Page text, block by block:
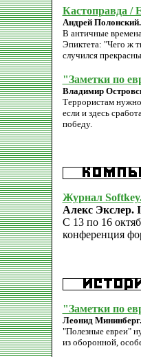
Кастоправда /
Андрей
В античные
Эпиктета: "Чего ж
случился
"Заметки по
Владимир
Террористам нужно
если и здесь
победу.
Журнал
Алекс Экслер.
С 13 по 16
конференция
"Заметки по
Леонид
"Полезные евреи"
из оборонной,